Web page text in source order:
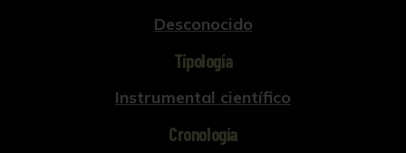
Desconocido
Tipología
Instrumental científico
Cronología